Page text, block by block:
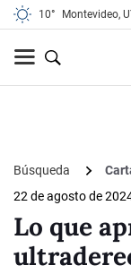
10° Montevideo,
Búsqueda
22 de agosto de
Lo que